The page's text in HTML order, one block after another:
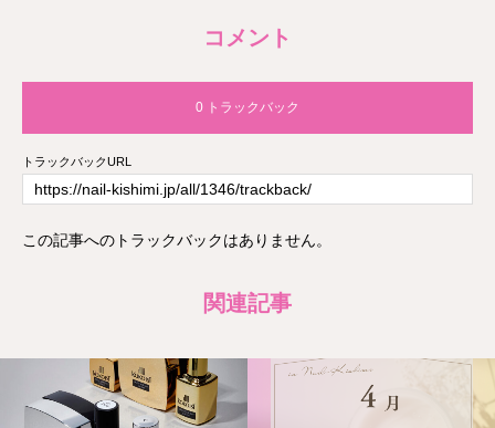
コメント
0 トラックバック
トラックバックURL
この記事へのトラックバックはありません。
関連記事